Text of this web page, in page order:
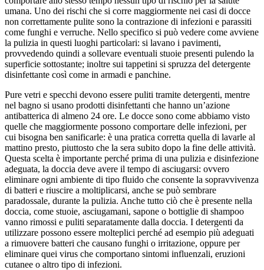
umana. Uno dei rischi che si corre maggiormente nei casi di docce
non correttamente pulite sono la contrazione di infezioni e parassiti
come funghi e verruche. Nello specifico si può vedere come avviene
la pulizia in questi luoghi particolari: si lavano i pavimenti,
provvedendo quindi a sollevare eventuali stuoie presenti pulendo la
superficie sottostante; inoltre sui tappetini si spruzza del detergente
disinfettante così come in armadi e panchine.
Pure vetri e specchi devono essere puliti tramite detergenti, mentre
nel bagno si usano prodotti disinfettanti che hanno un’azione
antibatterica di almeno 24 ore. Le docce sono come abbiamo visto
quelle che maggiormente possono comportare delle infezioni, per
cui bisogna ben sanificarle: è una pratica corretta quella di lavarle al
mattino presto, piuttosto che la sera subito dopo la fine delle attività.
Questa scelta è importante perché prima di una pulizia e disinfezione
adeguata, la doccia deve avere il tempo di asciugarsi: ovvero
eliminare ogni ambiente di tipo fluido che consente la sopravvivenza
di batteri e riuscire a moltiplicarsi, anche se può sembrare
paradossale, durante la pulizia. Anche tutto ciò che è presente nella
doccia, come stuoie, asciugamani, sapone o bottiglie di shampoo
vanno rimossi e puliti separatamente dalla doccia. I detergenti da
utilizzare possono essere molteplici perché ad esempio più adeguati
a rimuovere batteri che causano funghi o irritazione, oppure per
eliminare quei virus che comportano sintomi influenzali, eruzioni
cutanee o altro tipo di infezioni.